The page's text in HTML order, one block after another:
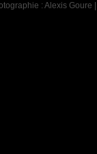
: Alexis Goure